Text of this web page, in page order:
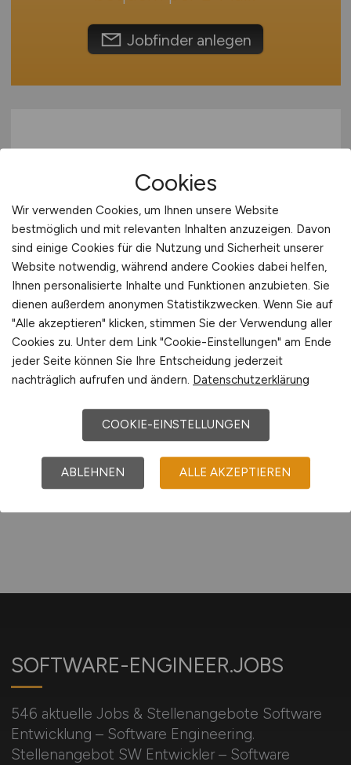
International
Jobfinder anlegen
Informatiker / Mathematiker /
Data Scientist als Senior KI
Solution Engineer(m/w/d)
DKMS Group gGmbH
vor 6 Tagen
Tübingen und Köln
1
SOFTWARE-ENGINEER.JOBS
546 aktuelle Jobs & Stellenangebote Software
Entwicklung – Software Engineering.
Stellenangebot SW Entwickler – Software
Cookies
Wir verwenden Cookies, um Ihnen unsere Website
bestmöglich und mit relevanten Inhalten anzuzeigen. Davon
sind einige Cookies für die Nutzung und Sicherheit unserer
Website notwendig, während andere Cookies dabei helfen,
Ihnen personalisierte Inhalte und Funktionen anzubieten. Sie
dienen außerdem anonymen Statistikzwecken. Wenn Sie auf
"Alle akzeptieren" klicken, stimmen Sie der Verwendung aller
Cookies zu. Unter dem Link "Cookie-Einstellungen" am Ende
jeder Seite können Sie Ihre Entscheidung jederzeit
nachträglich aufrufen und ändern. Datenschutzerklärung
COOKIE-EINSTELLUNGEN
ABLEHNEN ALLE AKZEPTIEREN